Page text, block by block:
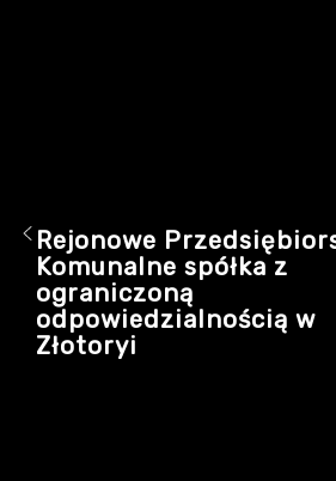
Rejonowe
Komunalne spółka z
ograniczoną
odpowiedzialnością w
Złotoryi